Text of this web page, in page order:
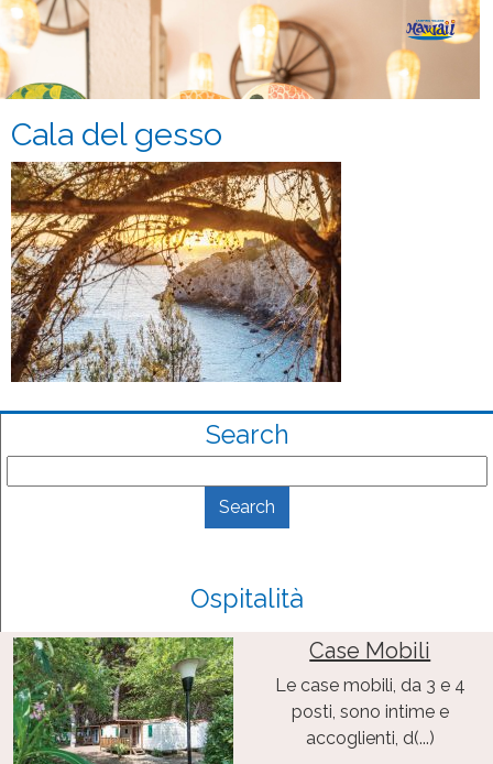
Cala del gesso
Search
Ospitalità
Case Mobili
Le case mobili, da 3 e 4
posti, sono intime e
accoglienti, d(...)